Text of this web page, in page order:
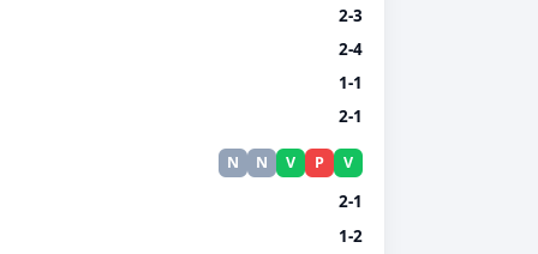
2-3
2-4
1-1
2-1
N N V P V
2-1
1-2